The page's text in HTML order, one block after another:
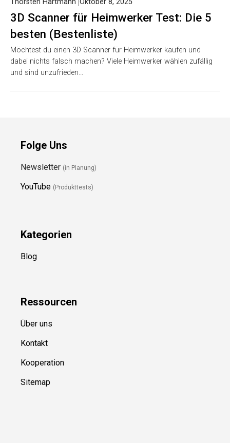
3D Scanner für Heimwerker Test: Die 5
besten (Bestenliste)
Thorsten Hartmann Oktober 8, 2025
Möchtest du einen 3D Scanner für Heimwerker kaufen und
dabei nichts falsch machen? Viele Heimwerker wählen zufällig
und sind unzufrieden…
Folge Uns
Newsletter (in Planung)
YouTube (Produkttests)
Kategorien
Blog
Ressourcen
Über uns
Kontakt
Kooperation
Sitemap